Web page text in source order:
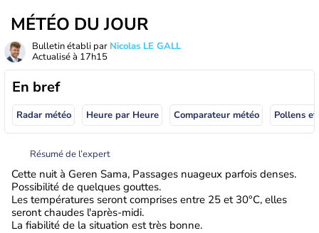
MÉTÉO DU JOUR
Bulletin établi par Nicolas LE GALL
Actualisé à 17h15
En bref
Radar météo Heure par Heure Comparateur météo Pollens
Résumé de l’expert
Cette nuit à Geren Sama, Passages nuageux parfois denses.
Possibilité de quelques gouttes.
Les températures seront comprises entre 25 et 30°C, elles
seront chaudes l'après-midi.
La fiabilité de la situation est très bonne.